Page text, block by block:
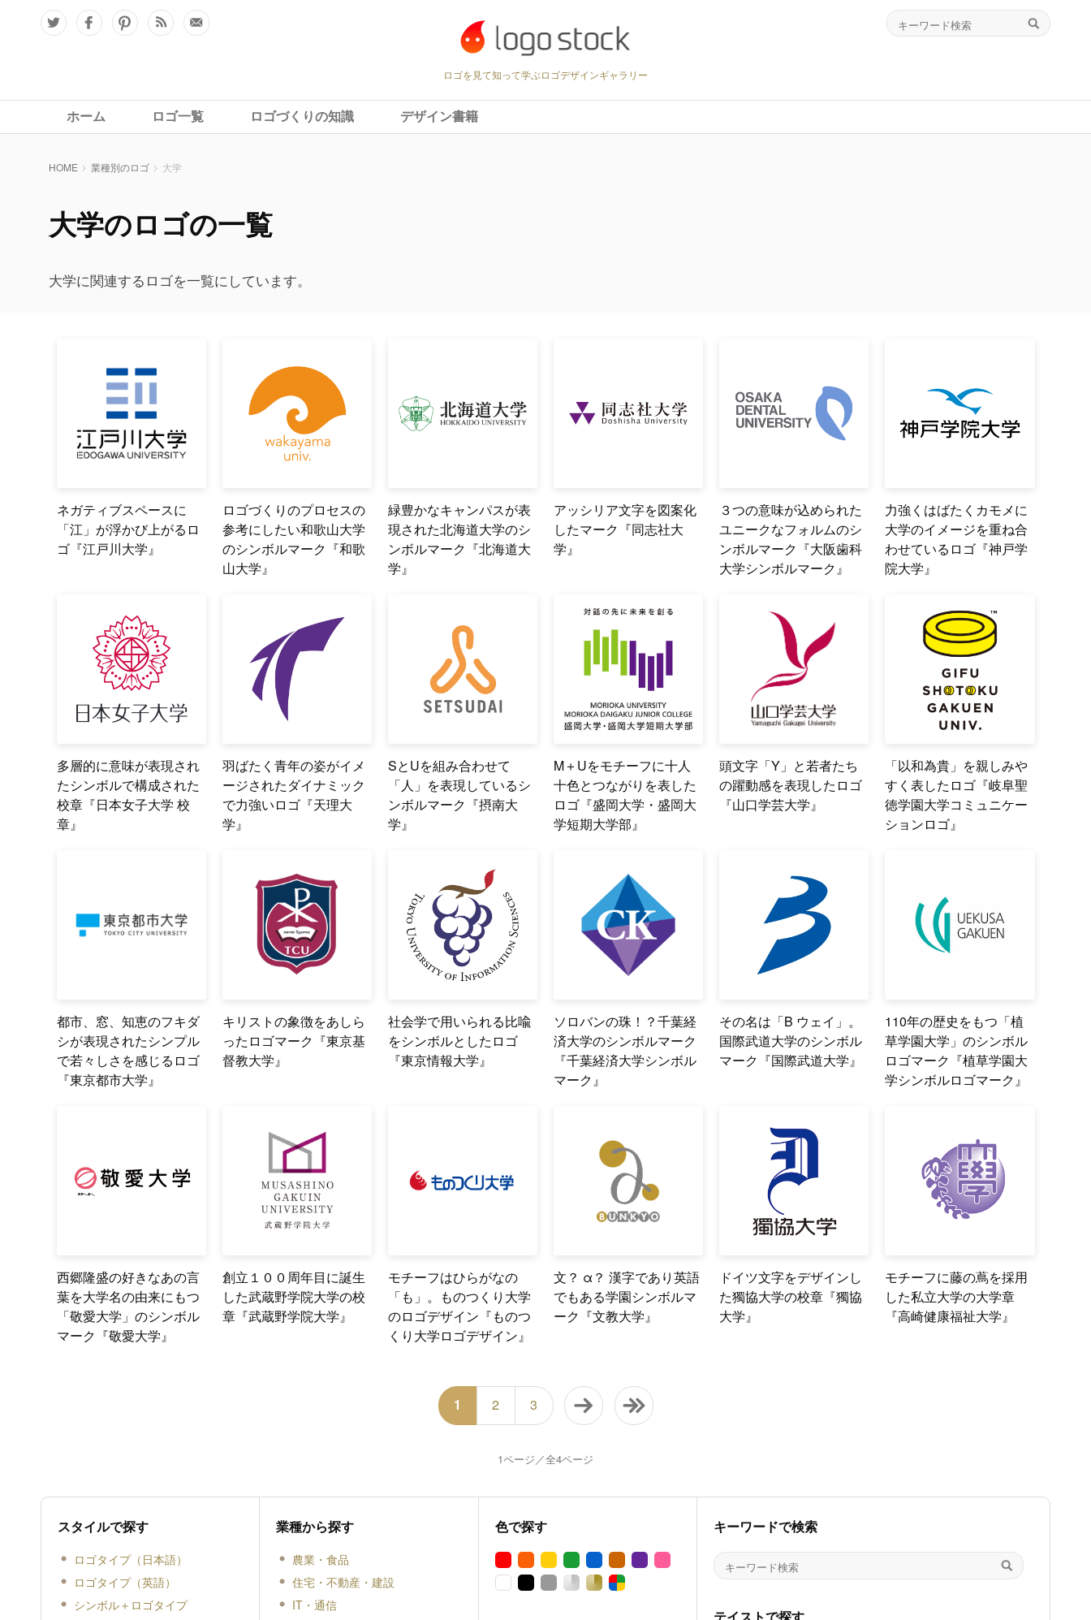
ロゴを見て知って学ぶロゴデザインギャラリー
ホーム ロゴ一覧 ロゴづくりの知識 デザイン書籍
HOME 業種別のロゴ 大学
大学のロゴの一覧
大学に関連するロゴを一覧にしています。
ネガティブスペースに
「江」が浮かび上がるロ
ゴ『江戸川大学』
ロゴづくりのプロセスの
参考にしたい和歌山大学
のシンボルマーク『和歌
山大学』
緑豊かなキャンパスが表
現された北海道大学のシ
ンボルマーク『北海道大
学』
アッシリア文字を図案化
したマーク『同志社大
学』
３つの意味が込められた
ユニークなフォルムのシ
ンボルマーク『大阪歯科
大学シンボルマーク』
力強くはばたくカモメに
大学のイメージを重ね合
わせているロゴ『神戸学
院大学』
多層的に意味が表現され
たシンボルで構成された
校章『日本女子大学 校
章』
羽ばたく青年の姿がイメ
ージされたダイナミック
で力強いロゴ『天理大
学』
SとUを組み合わせて
「人」を表現しているシ
ンボルマーク『摂南大
学』
M＋Uをモチーフに十人
十色とつながりを表した
ロゴ『盛岡大学・盛岡大
学短期大学部』
頭文字「Y」と若者たち
の躍動感を表現したロゴ
『山口学芸大学』
「以和為貴」を親しみや
すく表したロゴ『岐阜聖
徳学園大学コミュニケー
ションロゴ』
都市、窓、知恵のフキダ
シが表現されたシンプル
で若々しさを感じるロゴ
『東京都市大学』
キリストの象徴をあしら
ったロゴマーク『東京基
督教大学』
社会学で用いられる比喩
をシンボルとしたロゴ
『東京情報大学』
ソロバンの珠！？千葉経
済大学のシンボルマーク
『千葉経済大学シンボル
マーク』
その名は「B ウェイ」。
国際武道大学のシンボル
マーク『国際武道大学』
110年の歴史をもつ「植
草学園大学」のシンボル
ロゴマーク『植草学園大
学シンボルロゴマーク』
西郷隆盛の好きなあの言
葉を大学名の由来にもつ
「敬愛大学」のシンボル
マーク『敬愛大学』
創立１００周年目に誕生
した武蔵野学院大学の校
章『武蔵野学院大学』
モチーフはひらがなの
「も」。ものつくり大学
のロゴデザイン『ものつ
くり大学ロゴデザイン』
文？ α？ 漢字であり英語
でもある学園シンボルマ
ーク『文教大学』
ドイツ文字をデザインし
た獨協大学の校章『獨協
大学』
モチーフに藤の蔦を採用
した私立大学の大学章
『高崎健康福祉大学』
1 2 3
1ページ／全4ページ
スタイルで探す
ロゴタイプ（日本語）
ロゴタイプ（英語）
シンボル＋ロゴタイプ
業種から探す
農業・食品
住宅・不動産・建設
IT・通信
色で探す キーワードで検索